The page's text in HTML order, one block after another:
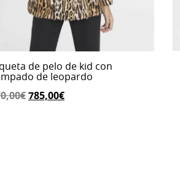
de pelo de kid con
de leopardo
€El
785,00€El